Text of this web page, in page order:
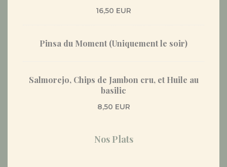
16,50 EUR
Pinsa du Moment (Uniquement le soir)
Salmorejo, Chips de Jambon cru, et Huile au
basilic
8,50 EUR
Nos Plats